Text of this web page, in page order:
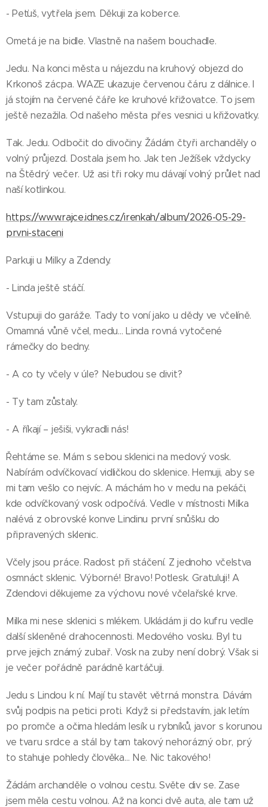
- Peťuš, vytřela jsem. Děkuji za koberce.
Ometá je na bidle. Vlastně na našem bouchadle.
Jedu. Na konci města u nájezdu na kruhový objezd do
Krkonoš zácpa. WAZE ukazuje červenou čáru z dálnice. I
já stojím na červené čáře ke kruhové křižovatce. To jsem
ještě nezažila. Od našeho města přes vesnici u křižovatky.
Tak. Jedu. Odbočit do divočiny. Žádám čtyři archanděly o
volný průjezd. Dostala jsem ho. Jak ten Ježíšek vždycky
na Štědrý večer. Už asi tři roky mu dávají volný průlet nad
naší kotlinkou.
https://www.rajce.idnes.cz/irenkah/album/2026-05-29-
prvni-staceni
Parkuji u Milky a Zdendy.
- Linda ještě stáčí.
Vstupuji do garáže. Tady to voní jako u dědy ve včelíně.
Omamná vůně včel, medu… Linda rovná vytočené
rámečky do bedny.
- A co ty včely v úle? Nebudou se divit?
- Ty tam zůstaly.
- A říkají – ješiši, vykradli nás!
Řehtáme se. Mám s sebou sklenici na medový vosk.
Nabírám odvíčkovací vidličkou do sklenice. Hemuji, aby se
mi tam vešlo co nejvíc. A máchám ho v medu na pekáči,
kde odvíčkovaný vosk odpočívá. Vedle v místnosti Milka
nalévá z obrovské konve Lindinu první snůšku do
připravených sklenic.
Včely jsou práce. Radost při stáčení. Z jednoho včelstva
osmnáct sklenic. Výborné! Bravo! Potlesk. Gratuluji! A
Zdendovi děkujeme za výchovu nové včelařské krve.
Milka mi nese sklenici s mlékem. Ukládám ji do kufru vedle
další skleněné drahocennosti. Medového vosku. Byl tu
prve jejich známý zubař. Vosk na zuby není dobrý. Však si
je večer pořádně parádně kartáčuji. 😂❤️🩷😂🐓
Jedu s Lindou k ní. Mají tu stavět větrná monstra. Dávám
svůj podpis na petici proti. Když si představím, jak letím
po promče a očima hledám lesík u rybníků, javor s korunou
ve tvaru srdce a stál by tam takový nehorázný obr, prý
to stahuje pohledy člověka… Ne. Nic takového!
Žádám archanděle o volnou cestu. Světe div se. Zase
jsem měla cestu volnou. Až na konci dvě auta, ale tam už